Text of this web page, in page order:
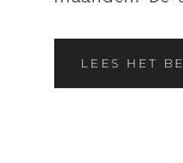
LEES HET